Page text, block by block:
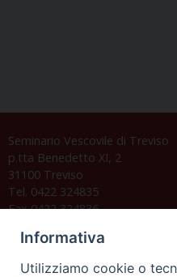
Seminario Vescovile di Treviso
p.tta Benedetto XI, 2
31100 Treviso
Tel. 0422 324835
Fax 0422 324836
C.F. 94004060268
Informativa
Utilizziamo cookie o